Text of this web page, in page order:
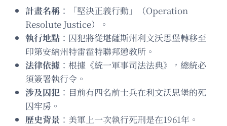
計畫名稱 ：「堅決正義行動」（Operation
Resolute Justice）。
執行地點 ：囚犯將從堪薩斯州利文沃思堡轉移至
印第安納州特雷霍特聯邦懲教所。
法律依據 ：根據《統一軍事司法法典》，總統必
須簽署執行令。
涉及囚犯 ：目前有四名前士兵在利文沃思堡的死
囚牢房。
歷史背景 ：美軍上一次執行死刑是在1961年。